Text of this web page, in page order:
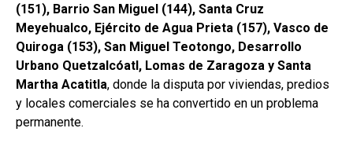
(151), Barrio San Miguel (144), Santa Cruz
Meyehualco, Ejército de Agua Prieta (157), Vasco de
Quiroga (153), San Miguel Teotongo, Desarrollo
Urbano Quetzalcóatl, Lomas de Zaragoza y Santa
Martha Acatitla, donde la disputa por viviendas, predios
y locales comerciales se ha convertido en un problema
permanente.